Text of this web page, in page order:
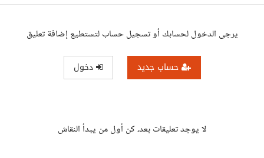
يرجى الدخول لحسابك أو تسجيل حساب لتستطيع إضافة تعليق
حساب جديد دخول
لا يوجد تعليقات بعد، كن أول من يبدأ النقاش